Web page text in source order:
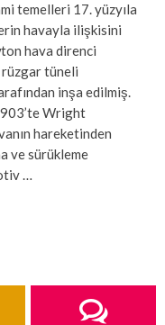
temelleri 17. yüzyıla
havayla ilişkisini
hava direnci
rüzgar tüneli
inşa edilmiş.
Wright
hareketinden
ve sürükleme
…